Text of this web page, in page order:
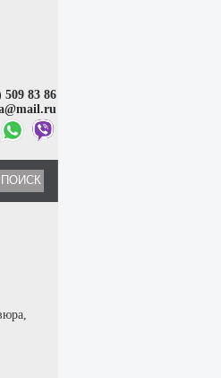
509 83 86
,